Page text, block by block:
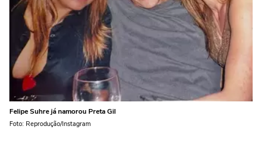
Felipe Suhre já namorou Preta Gil
Foto: Reprodução/Instagram